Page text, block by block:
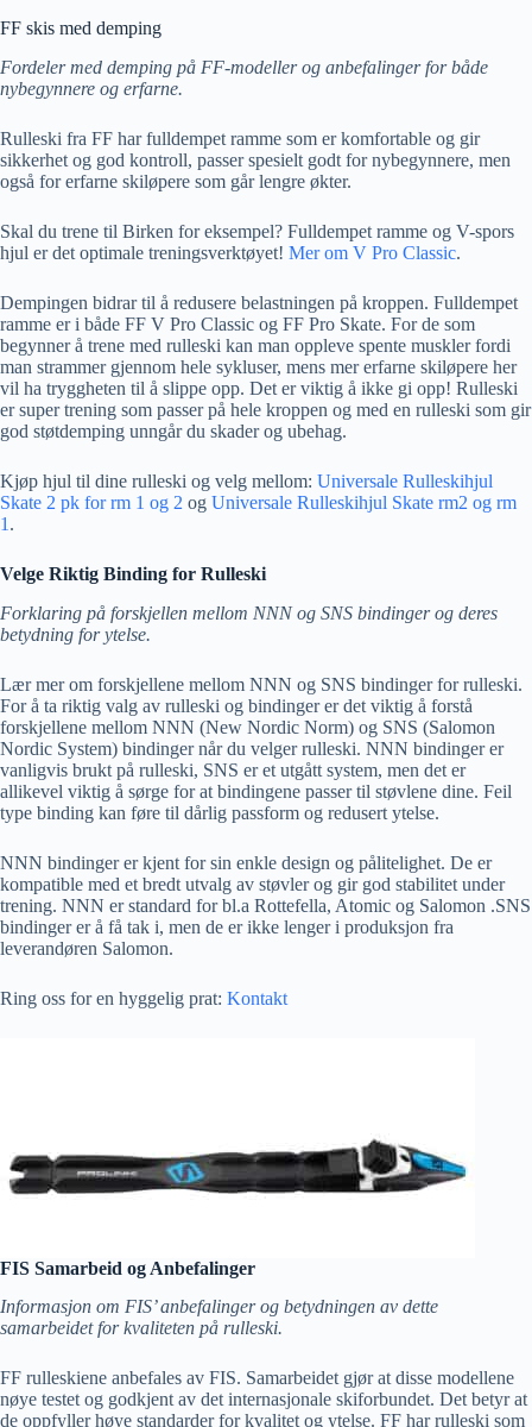
FF skis med demping
Fordeler med demping på FF-modeller og anbefalinger for både
nybegynnere og erfarne.
Rulleski fra FF har fulldempet ramme som er komfortable og gir
sikkerhet og god kontroll, passer spesielt godt for nybegynnere, men
også for erfarne skiløpere som går lengre økter.
Skal du trene til Birken for eksempel? Fulldempet ramme og V-spors
hjul er det optimale treningsverktøyet! Mer om V Pro Classic.
Dempingen bidrar til å redusere belastningen på kroppen. Fulldempet
ramme er i både FF V Pro Classic og FF Pro Skate. For de som
begynner å trene med rulleski kan man oppleve spente muskler fordi
man strammer gjennom hele sykluser, mens mer erfarne skiløpere her
vil ha tryggheten til å slippe opp. Det er viktig å ikke gi opp! Rulleski
er super trening som passer på hele kroppen og med en rulleski som gir
god støtdemping unngår du skader og ubehag.
Kjøp hjul til dine rulleski og velg mellom: Universale Rulleskihjul
Skate 2 pk for rm 1 og 2 og Universale Rulleskihjul Skate rm2 og rm
1 .
Velge Riktig Binding for Rulleski
Forklaring på forskjellen mellom NNN og SNS bindinger og deres
betydning for ytelse.
Lær mer om forskjellene mellom NNN og SNS bindinger for rulleski.
For å ta riktig valg av rulleski og bindinger er det viktig å forstå
forskjellene mellom NNN (New Nordic Norm) og SNS (Salomon
Nordic System) bindinger når du velger rulleski. NNN bindinger er
vanligvis brukt på rulleski, SNS er et utgått system, men det er
allikevel viktig å sørge for at bindingene passer til støvlene dine. Feil
type binding kan føre til dårlig passform og redusert ytelse.
NNN bindinger er kjent for sin enkle design og pålitelighet. De er
kompatible med et bredt utvalg av støvler og gir god stabilitet under
trening. NNN er standard for bl.a Rottefella, Atomic og Salomon .SNS
bindinger er å få tak i, men de er ikke lenger i produksjon fra
leverandøren Salomon.
Ring oss for en hyggelig prat: Kontakt
FIS Samarbeid og Anbefalinger
Informasjon om FIS’ anbefalinger og betydningen av dette
samarbeidet for kvaliteten på rulleski.
FF rulleskiene anbefales av FIS. Samarbeidet gjør at disse modellene
nøye testet og godkjent av det internasjonale skiforbundet. Det betyr at
de oppfyller høye standarder for kvalitet og ytelse. FF har rulleski som